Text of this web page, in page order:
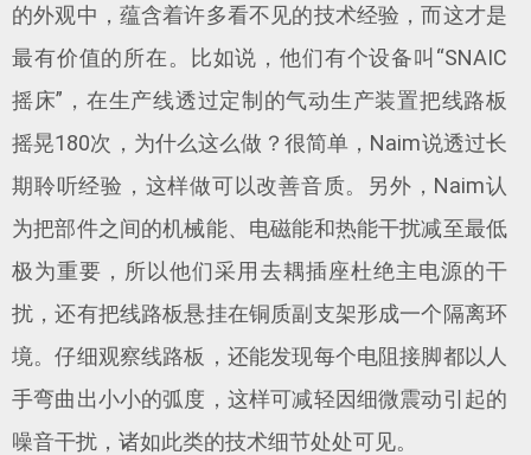
的外观中，蕴含着许多看不见的技术经验，而这才是
最有价值的所在。比如说，他们有个设备叫“SNAIC
摇床”，在生产线透过定制的气动生产装置把线路板
摇晃180次，为什么这么做？很简单，Naim说透过长
期聆听经验，这样做可以改善音质。另外，Naim认
为把部件之间的机械能、电磁能和热能干扰减至最低
极为重要，所以他们采用去耦插座杜绝主电源的干
扰，还有把线路板悬挂在铜质副支架形成一个隔离环
境。仔细观察线路板，还能发现每个电阻接脚都以人
手弯曲出小小的弧度，这样可减轻因细微震动引起的
噪音干扰，诸如此类的技术细节处处可见。